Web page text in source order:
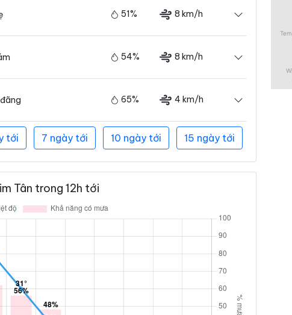
51% 8 km/h
54% 8 km/h
65% 4 km/h
tới 7 ngày tới 10 ngày tới 15 ngày tới
Tân trong 12h tới